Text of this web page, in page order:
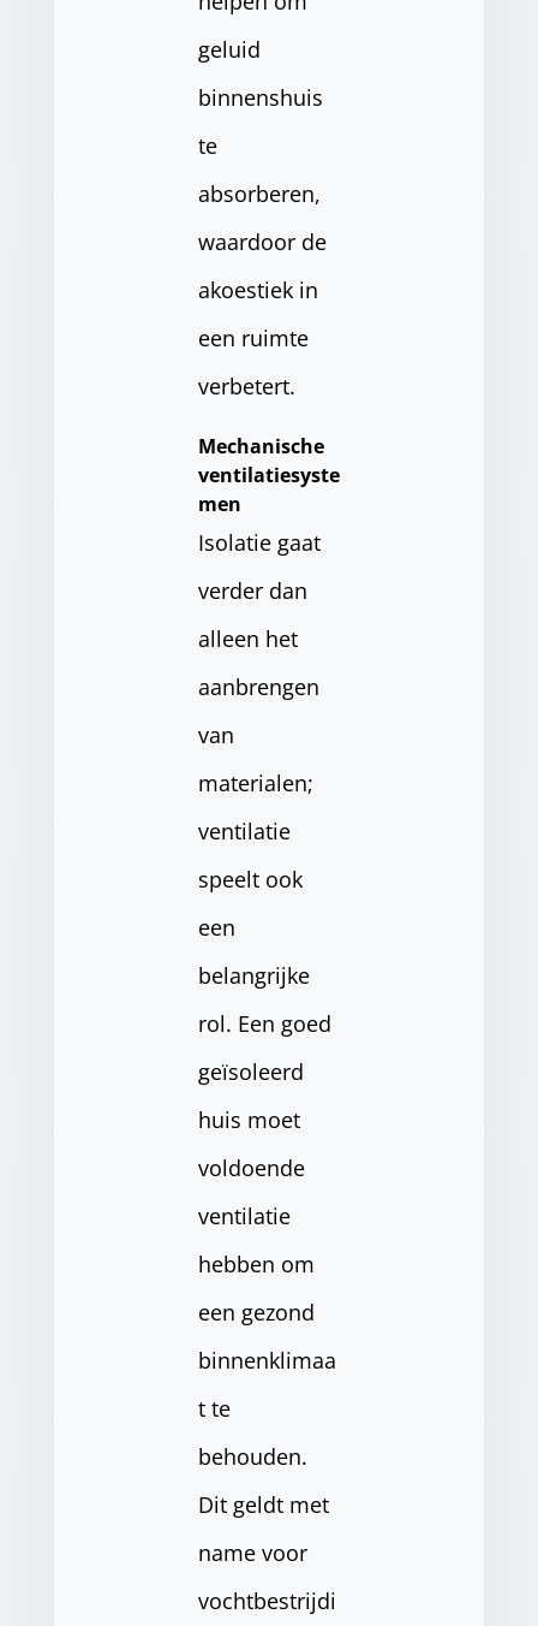
geluid
binnenshuis
te
absorberen,
waardoor de
akoestiek in
een ruimte
verbetert.
Mechanische
ventilatiesyste
men
Isolatie gaat
verder dan
alleen het
aanbrengen
van
materialen;
ventilatie
speelt ook
een
belangrijke
rol. Een goed
geïsoleerd
huis moet
voldoende
ventilatie
hebben om
een gezond
binnenklimaa
t te
behouden.
Dit geldt met
name voor
vochtbestrijdi